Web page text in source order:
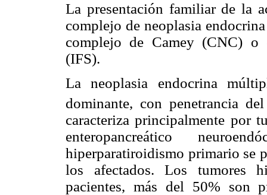
La presentación familiar de la
complejo de neoplasia
complejo de Camey (CNC) o
(IFS).
La neoplasia endocrina
dominante, con penetrancia
caracteriza principalmente por
enteropancreático
hiperparatiroidismo primario se
los afectados. Los tumores
pacientes, más del 50% son